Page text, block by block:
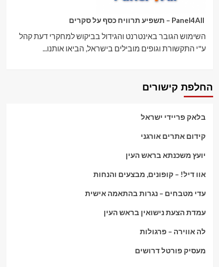
השימוש הגובר באינטרנט והגידול בביקוש למחקרי דעת קהל
ע"י התקשורת וגופים מובילים בישראל, הביאו אותנו...
החלפת קישורים
בלאק פריידי ישראל
קידום אתרים אורגני
יועץ משכנתא בראש העין
אוו דיל! – קופונים, מבצעים והנחות
עדי מטבחים – נגרות בהתאמה אישית
עמדת הצעת נישואין בראש העין
לה אווירה – פרגולות
מעסיק פורטל דרושים